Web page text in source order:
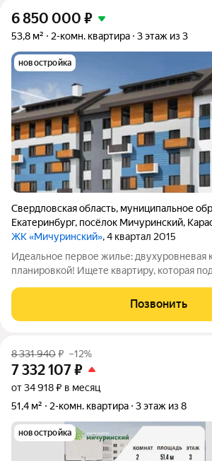
6 850 000 ₽
53,8 м² 2-комн. квартира 3 этаж из 3
новостройка
Свердловская область, муниципальное
Екатеринбург, посёлок Мичуринский,
ЖК «Мичуринский», 4 квартал 2015
Идеальное первое жилье: двухуровневая
планировкой! Ищете квартиру, которая
Предлагаем уникальную двухуровневую
функциональной планировкой. Это
Позвонить
8 331 940₽ –12%
7 332 107₽
от 34 918 ₽ в месяц
51,4 м²
2-комн. квартира 3 этаж из 8
новостройка